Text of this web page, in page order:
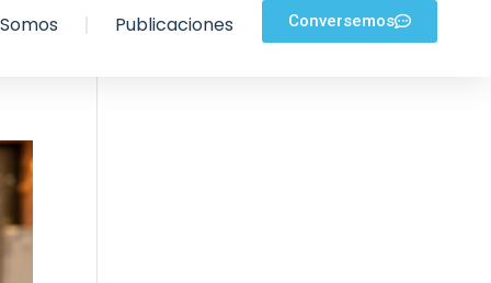
Publicaciones Conversemos